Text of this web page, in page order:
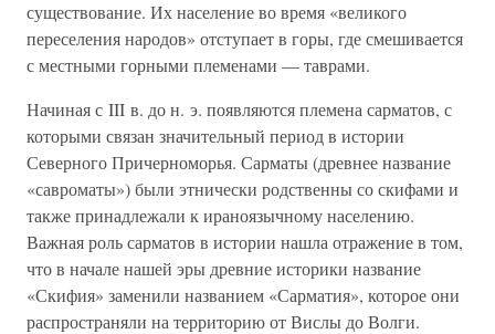
существование. Их население во время «великого
переселения народов» отступает в горы, где смешивается
с местными горными племенами — таврами.
Начиная с III в. до н. э. появляются племена сарматов, с
которыми связан значительный период в истории
Северного Причерноморья. Сарматы (древнее название
«савроматы») были этнически родственны со скифами и
также принадлежали к ираноязычному населению.
Важная роль сарматов в истории нашла отражение в том,
что в начале нашей эры древние историки название
«Скифия» заменили названием «Сарматия», которое они
распространяли на территорию от Вислы до Волги.